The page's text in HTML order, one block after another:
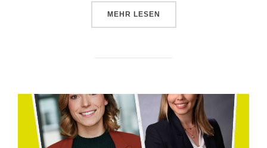
MEHR ÜBER „EINBLICKE IN DEN
LESEN